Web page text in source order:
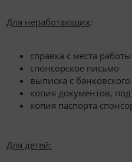
Для неработающих:
справка с места
спонсорское письмо
выписка с
копия документов,
копия паспорта
Для детей: